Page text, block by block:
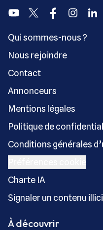
YoutubeTwitter FacebookInstagram
Qui sommes-nous ?
Nous rejoindre
Contact
Annonceurs
Mentions légales
Politique de
Conditions générales
Charte IA
Signaler un contenu
À découvrir